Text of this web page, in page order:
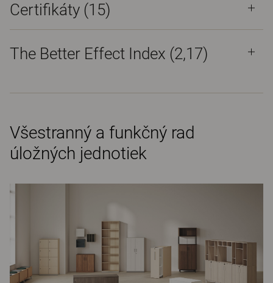
Certifikáty (15)
The Better Effect Index (2,17)
Všestranný a funkčný rad
úložných jednotiek